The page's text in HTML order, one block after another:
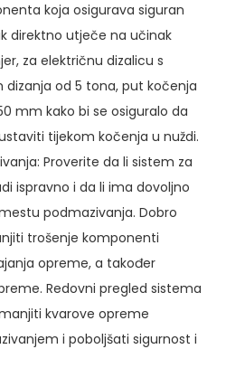
koja osigurava siguran
direktno utječe na učinak
za električnu dizalicu s
od 5 tona, put kočenja
mm kako bi se osiguralo da
tijekom kočenja u nuždi.
Proverite da li sistem za
ispravno i da li ima dovoljno
podmazivanja. Dobro
trošenje komponenti
opreme, a također
Redovni pregled sistema
kvarove opreme
i poboljšati sigurnost i